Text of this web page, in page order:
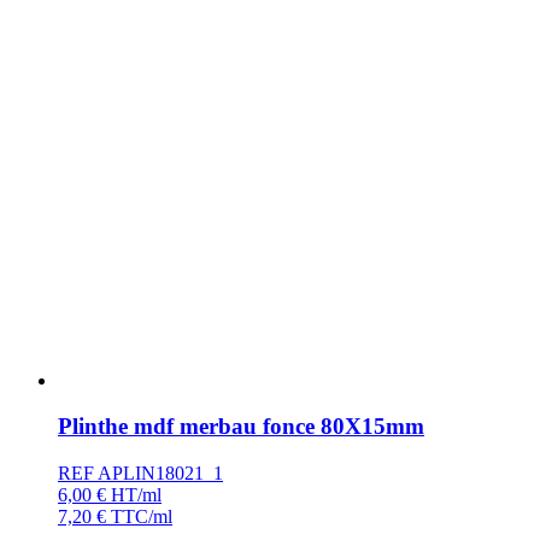
Plinthe mdf merbau fonce 80X15mm
REF APLIN18021_1
6,00 € HT/ml
7,20 € TTC/ml